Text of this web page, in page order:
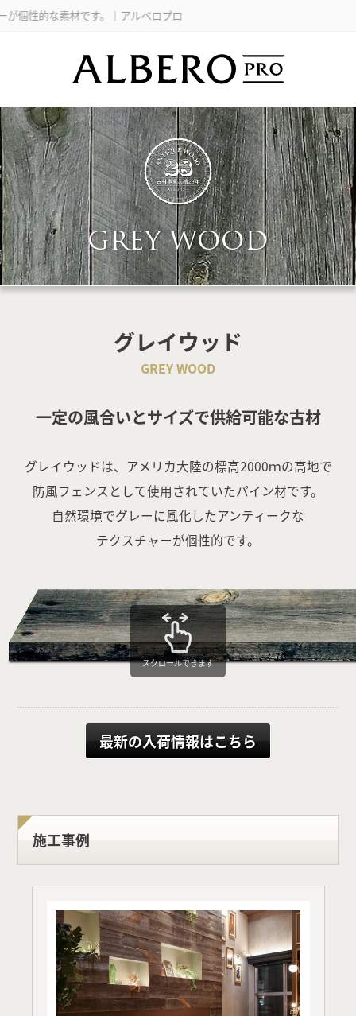
ベロプロ
GREY WOOD
グレイウッド
GREY WOOD
一定の風合いとサイズで供給可能な古材
グレイウッドは、アメリカ大陸の標高2000ｍの高地で
防風フェンスとして使用されていたパイン材です。
自然環境でグレーに風化したアンティークな
テクスチャーが個性的です。
スクロールできます
最新の入荷情報はこちら
施工事例